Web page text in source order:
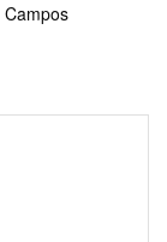
Campos